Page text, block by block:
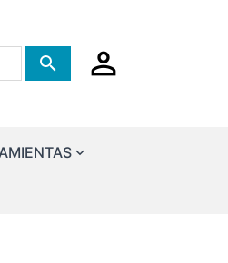
Tienda de busqueda